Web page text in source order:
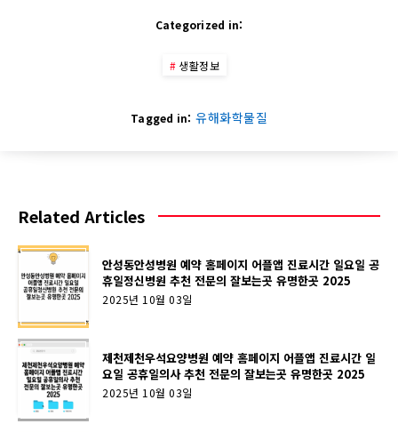
Categorized in:
생활정보
Tagged in: 유해화학물질
Related Articles
안성동안성병원 예약 홈페이지 어플앱 진료시간 일요일 공
휴일정신병원 추천 전문의 잘보는곳 유명한곳 2025
2025년 10월 03일
제천제천우석요양병원 예약 홈페이지 어플앱 진료시간 일
요일 공휴일의사 추천 전문의 잘보는곳 유명한곳 2025
2025년 10월 03일